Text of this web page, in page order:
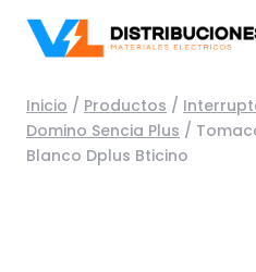
contenido
Inicio / Productos /
Domino Sencia Plus /
Blanco Dplus Bticino